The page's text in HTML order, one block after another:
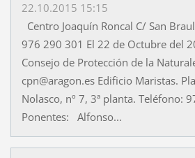
22.10.2015 15:15
Centro Joaquín Roncal C/ San
976 290 301 El 22 de Octubre del
Consejo de Protección de la
cpn@aragon.es Edificio Maristas.
Nolasco, nº 7, 3ª planta. Teléfono:
Ponentes: Alfonso...